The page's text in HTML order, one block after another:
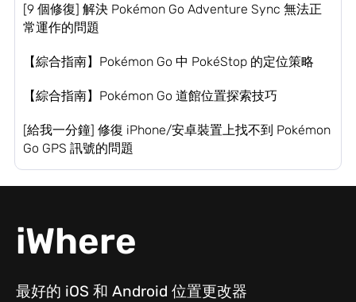
[9 個修復] 解決 Pokémon Go Adventure Sync 無法正
常運作的問題
【綜合指南】Pokémon Go 中 PokéStop 的定位策略
【綜合指南】Pokémon Go 道館位置探索技巧
[給我一分鐘] 修復 iPhone/安卓裝置上找不到 Pokémon
Go GPS 訊號的問題
iWhere
最好的 iOS 和 Android 位置更改器